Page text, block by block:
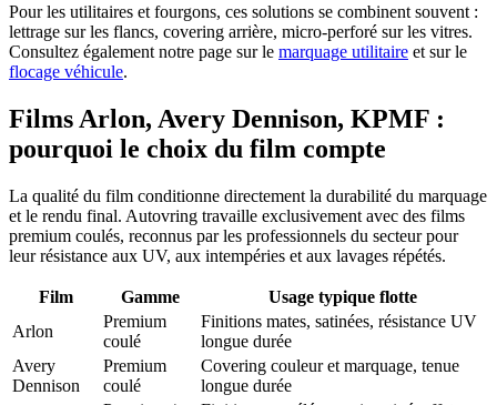
Pour les utilitaires et fourgons, ces solutions se combinent souvent :
lettrage sur les flancs, covering arrière, micro-perforé sur les vitres.
Consultez également notre page sur le marquage utilitaire et sur le
flocage véhicule.
Films Arlon, Avery Dennison, KPMF :
pourquoi le choix du film compte
La qualité du film conditionne directement la durabilité du marquage
et le rendu final. Autovring travaille exclusivement avec des films
premium coulés, reconnus par les professionnels du secteur pour
leur résistance aux UV, aux intempéries et aux lavages répétés.
Film Gamme
Usage typique flotte
Arlon
Premium
coulé
Finitions mates, satinées, résistance UV
longue durée
Avery
Dennison
Premium
coulé
Covering couleur et marquage, tenue
longue durée